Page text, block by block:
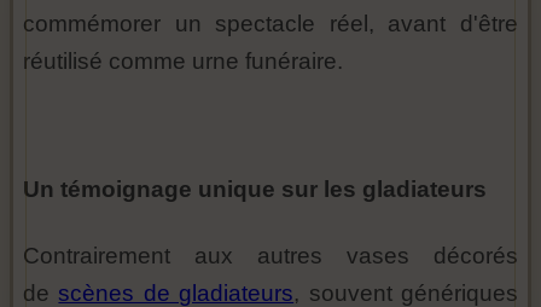
commémorer un spectacle réel, avant d'être
réutilisé comme urne funéraire.
Un témoignage unique sur les gladiateurs
Contrairement aux autres vases décorés
de scènes de gladiateurs, souvent génériques